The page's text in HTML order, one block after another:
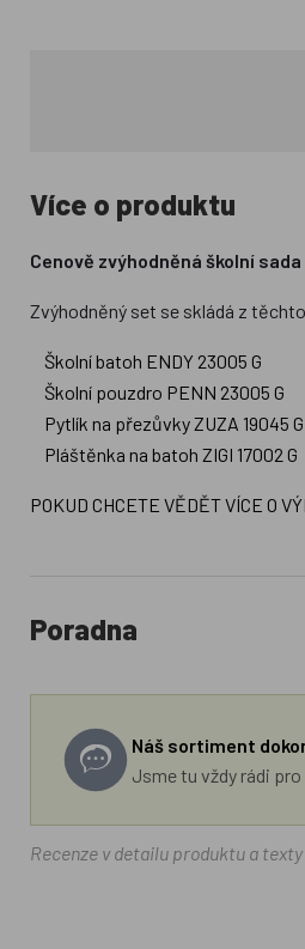
Více o produktu
Cenově zvýhodněná školní
Zvýhodněný set se skládá z
Školní batoh ENDY 23005 G
Školní pouzdro PENN 23005 G
Pytlík na přezůvky ZUZA 19045 G
Pláštěnka na batoh ZIGI 17002 G
POKUD CHCETE VĚDĚT VÍCE O
Poradna
Náš sortiment
Jsme tu vždy rádi
Recenze v detailu produktu a